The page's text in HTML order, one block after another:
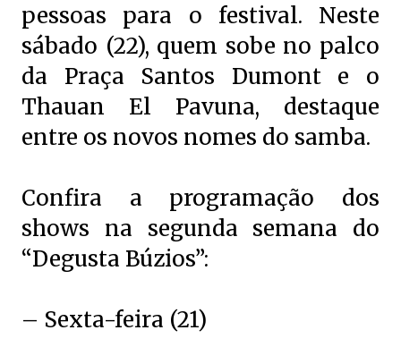
pessoas para o festival. Neste
sábado (22), quem sobe no palco
da Praça Santos Dumont e o
Thauan El Pavuna, destaque
entre os novos nomes do samba.
Confira a programação dos
shows na segunda semana do
“Degusta Búzios”:
– Sexta-feira (21)